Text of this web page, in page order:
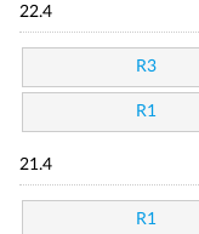
22.4
R3
R1
21.4
R1